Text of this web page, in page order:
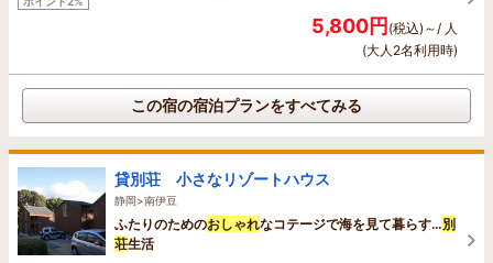
5,800円(税込)～/ 人
(大人2名利用時)
この宿の宿泊プランをすべてみる
貸別荘 小さなリゾートハウス
静岡>南伊豆
ふたりのためのおしゃれなコテージで海を見て暮らす…別
荘生活